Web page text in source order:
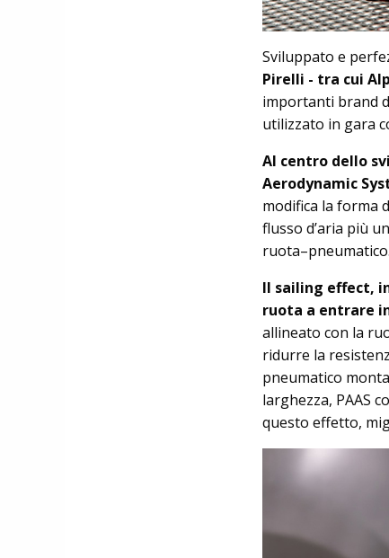
Sviluppato e
Pirelli - tra cui
importanti brand
utilizzato in gara
Al centro dello
Aerodynamic
modifica la forma
flusso d’aria più
ruota–pneumatico.
Il sailing effect,
ruota a entrare
allineato con la
ridurre la
pneumatico
larghezza, PAAS
questo effetto,